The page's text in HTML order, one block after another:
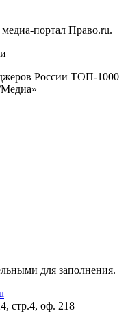
портал Право.ru.
России ТОП-1000
для заполнения.
стр.4, оф. 218